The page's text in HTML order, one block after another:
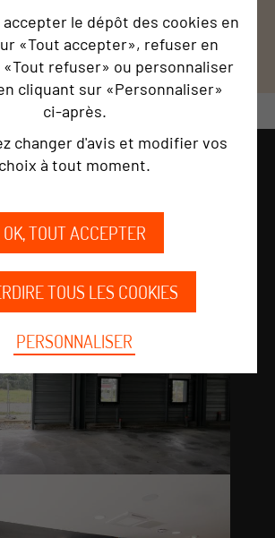
1/ 8
/ APRES
accepter le dépôt des cookies en
«Tout accepter», refuser en
refuser» ou personnaliser
cliquant sur «Personnaliser»
ci‑après.
changer d'avis et modifier vos
choix à tout moment.
OK, TOUT ACCEPTER
TOUS LES COOKIES
PERSONNALISER